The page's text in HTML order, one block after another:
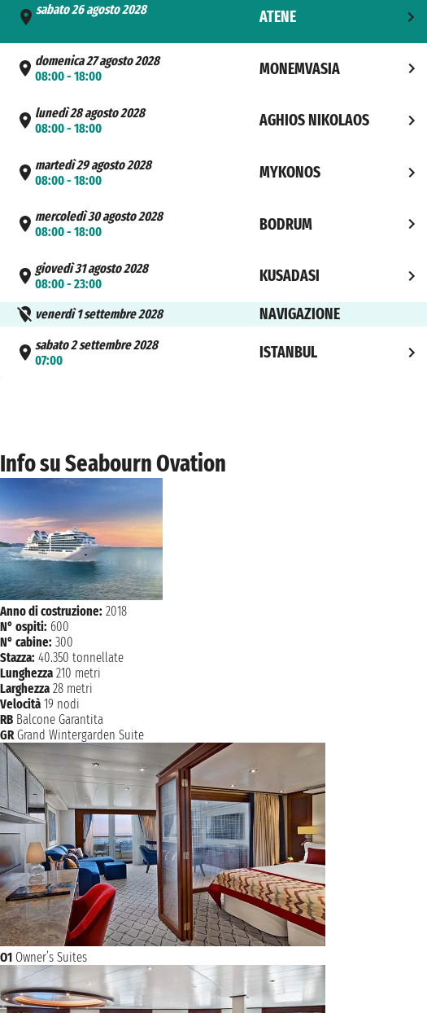
sabato 26 agosto 2028
ATENE
domenica 27 agosto 2028
08:00 - 18:00
MONEMVASIA
lunedì 28 agosto 2028
08:00 - 18:00
AGHIOS NIKOLAOS
martedì 29 agosto 2028
08:00 - 18:00
MYKONOS
mercoledì 30 agosto 2028
08:00 - 18:00
BODRUM
giovedì 31 agosto 2028
08:00 - 23:00
KUSADASI
venerdì 1 settembre 2028 NAVIGAZIONE
sabato 2 settembre 2028
07:00
ISTANBUL
Info su Seabourn Ovation
Anno di costruzione: 2018
N° ospiti: 600
N° cabine: 300
Stazza: 40.350 tonnellate
Lunghezza 210 metri
Larghezza 28 metri
Velocità 19 nodi
RB Balcone Garantita
GR Grand Wintergarden Suite
O1 Owner’s Suites